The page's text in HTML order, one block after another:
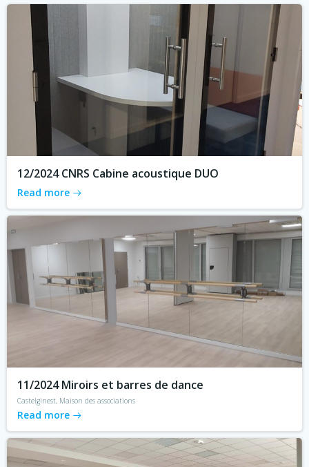
12/2024 CNRS Cabine acoustique DUO
Read more
11/2024 Miroirs et barres de dance
Castelginest, Maison des associations
Read more